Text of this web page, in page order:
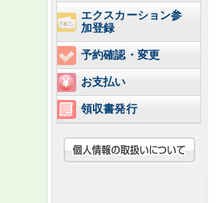
エクスカーション参
加登録
予約確認・変更
お支払い
領収書発行